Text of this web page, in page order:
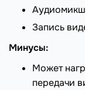
Запись
Минусы:
Может
передачи